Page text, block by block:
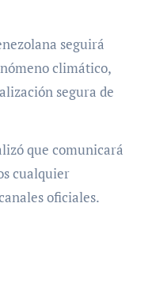
seguirá
climático,
segura de
que comunicará
cualquier
oficiales.